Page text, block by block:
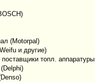
(Motorpal)
и другие)
поставщики топл. аппаратуры